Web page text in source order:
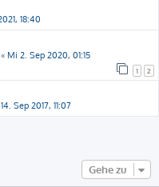
18:40
« Mi 2. Sep 2020, 01:15
1 2
Sep 2017, 11:07
Gehe zu